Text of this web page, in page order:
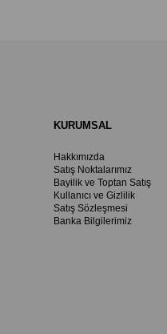
KURUMSAL
Hakkımızda
Satış Noktalarımız
Bayilik ve Toptan Satış
Kullanıcı ve Gizlilik
Satış Sözleşmesi
Banka Bilgilerimiz